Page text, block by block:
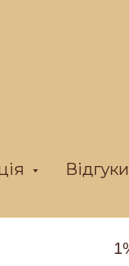
Відгуки